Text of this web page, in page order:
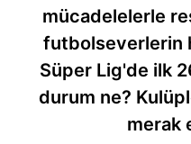
mücadelelerle
futbolseverlerin
Süper Lig'de ilk
durum ne?
merak